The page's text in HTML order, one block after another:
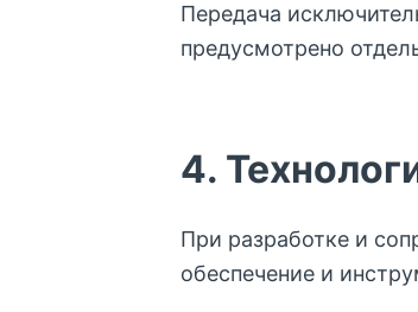
Передача
предусмотрено
4.
При разработке и
обеспечение и